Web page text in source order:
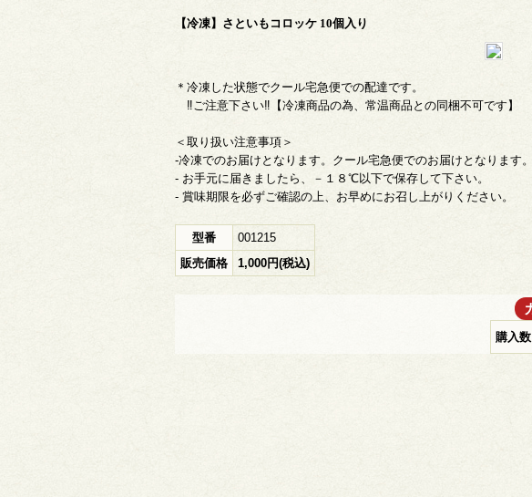
【冷凍】さといもコロッケ 10個入り
＊冷凍した状態でクール宅急便での配達です。
‼ご注意下さい‼【冷凍商品の為、常温商品との同梱不可です】
＜取り扱い注意事項＞
-冷凍でのお届けとなります。クール宅急便でのお届けとなります。
- お手元に届きましたら、－１８℃以下で保存して下さい。
- 賞味期限を必ずご確認の上、お早めにお召し上がりください。
型番
001215
販売価格
1,000円(税込)
購入数